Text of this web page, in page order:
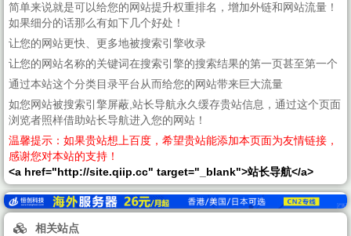
简单来说就是可以给您的网站提升权重排名，增加外链和网站流量！
如果细分的话那么有如下几个好处！
让您的网站更快、更多地被搜索引擎收录
让您的网站名称的关键词在搜索引擎的搜索结果的第一页甚至第一个
通过本站这个分类目录平台从而给您的网站带来巨大流量
如您网站被搜索引擎屏蔽,站长导航永久缓存贵站信息，通过这个页面
浏览者照样借助站长导航进入您的网站！
温馨提示：如果贵站想上百度，希望贵站能添加本页面为友情链接，
感谢您对本站的支持！
<a href="http://site.qiip.cc" target="_blank">站长导航</a>
相关站点